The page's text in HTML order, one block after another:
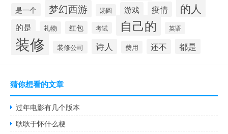
是一个 梦幻西游 汤圆 游戏 疫情 的人
的是 礼物 红包 考试 自己的 英语
装修 装修公司 诗人 费用 还不 都是
猜你想看的文章
过年电影有几个版本
耿耿于怀什么梗